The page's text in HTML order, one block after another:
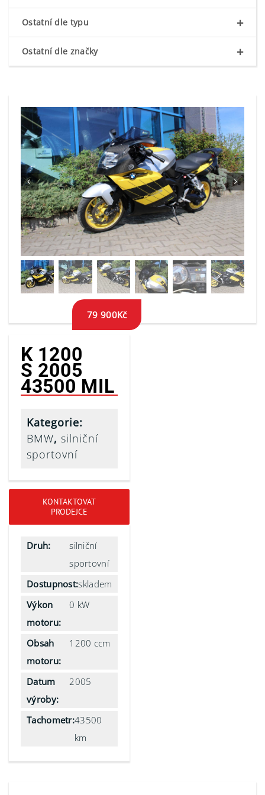
 
K 1200
S 2005
43500 MIL
79 900Kč
Kategorie:
BMW, silniční
sportovní
KONTAKTOVAT
PRODEJCE
Druh:
silniční
sportovní
Dostupnost:skladem
Výkon
motoru:
0 kW
Obsah
motoru:
1200 ccm
Datum
výroby:
2005
Tachometr:43500
km
+
Ostatní dle typu
+
Ostatní dle značky